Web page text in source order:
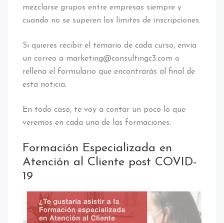
mezclarse grupos entre empresas siempre y
cuando no se superen los límites de inscripciones.
Si quieres recibir el temario de cada curso, envía
un correo a marketing@consultingc3.com o
rellena el formulario que encontrarás al final de
esta noticia.
En todo caso, te voy a contar un poco lo que
veremos en cada una de las formaciones.
Formación Especializada en
Atención al Cliente post COVID-
19